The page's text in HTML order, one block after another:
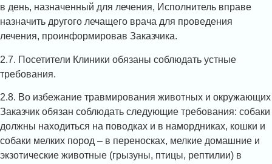
в день, назначенный для лечения, Исполнитель вправе
назначить другого лечащего врача для проведения
лечения, проинформировав Заказчика.
2.7. Посетители Клиники обязаны соблюдать устные
требования.
2.8. Во избежание травмирования животных и окружающих
Заказчик обязан соблюдать следующие требования: собаки
должны находиться на поводках и в намордниках, кошки и
собаки мелких пород – в переносках, мелкие домашние и
экзотические животные (грызуны, птицы, рептилии) в